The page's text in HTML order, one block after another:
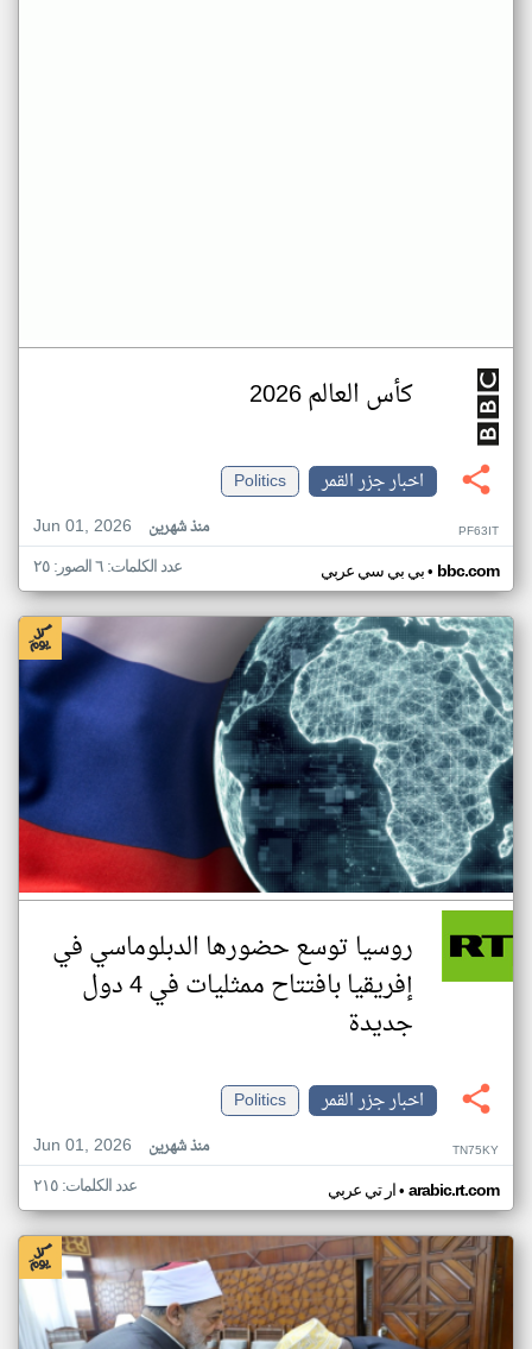
كأس العالم 2026
اخبار جزر القمر
Politics
Jun 01, 2026
منذ شهرين PF63IT
بي بي سي عربي• bbc.com عدد الكلمات: ٦ الصور: ٢٥
روسيا توسع حضورها الدبلوماسي في
إفريقيا بافتتاح ممثليات في 4 دول
جديدة
اخبار جزر القمر
Politics
Jun 01, 2026
منذ شهرين TN75KY
ار تي عربي• arabic.rt.com عدد الكلمات: ٢١٥